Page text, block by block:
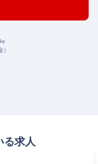
る求人